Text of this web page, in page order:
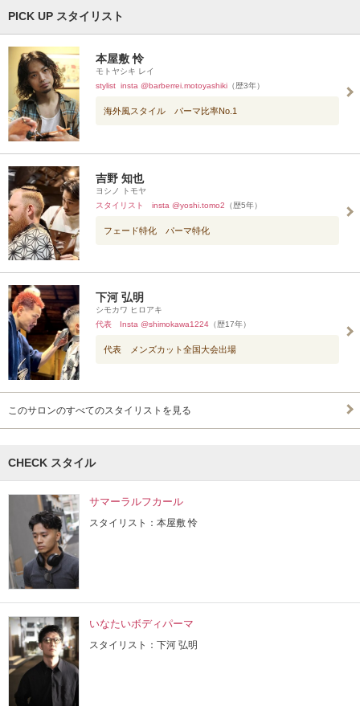
PICK UP スタイリスト
本屋敷 怜
モトヤシキ レイ
stylist insta @barberrei.motoyashiki （歴3年）
海外風スタイル パーマ比率No.1
吉野 知也
ヨシノ トモヤ
スタイリスト insta @yoshi.tomo2 （歴5年）
フェード特化 パーマ特化
下河 弘明
シモカワ ヒロアキ
代表 Insta @shimokawa1224 （歴17年）
代表 メンズカット全国大会出場
このサロンのすべてのスタイリストを見る
CHECK スタイル
サマーラルフカール
スタイリスト：本屋敷 怜
いなたいボディパーマ
スタイリスト：下河 弘明